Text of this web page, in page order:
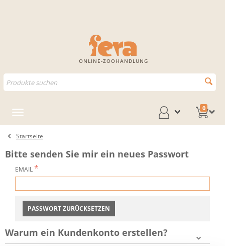
ONLINE-ZOOHANDLUNG
0
Startseite
Bitte senden Sie mir ein neues Passwort
EMAIL
PASSWORT ZURÜCKSETZEN
Warum ein Kundenkonto erstellen?